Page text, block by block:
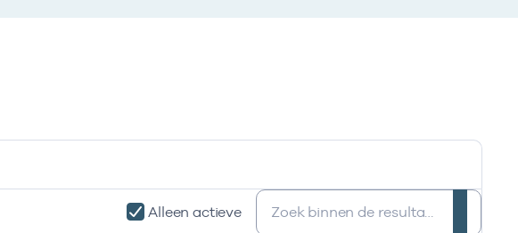
Alleen actieve
Zoeken: